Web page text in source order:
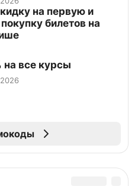
на первую и
билетов на
на все курсы